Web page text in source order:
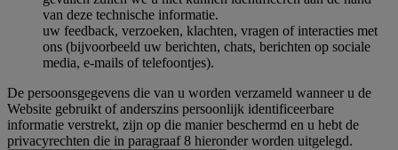
van deze technische informatie.
uw feedback, verzoeken, klachten, vragen of interacties met
ons (bijvoorbeeld uw berichten, chats, berichten op sociale
media, e-mails of telefoontjes).
De persoonsgegevens die van u worden verzameld wanneer u de
Website gebruikt of anderszins persoonlijk identificeerbare
informatie verstrekt, zijn op die manier beschermd en u hebt de
privacyrechten die in paragraaf 8 hieronder worden uitgelegd.